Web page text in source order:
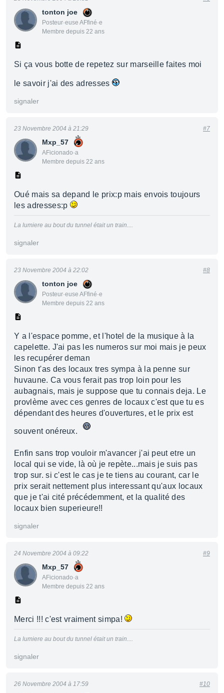
tonton joe
Posteur·euse AFfiné·e
Membre depuis 22 ans
Si ça vous botte de repetez sur marseille faites moi
le savoir j'ai des adresses
signaler
Mxp_57
AFicionado·a
Membre depuis 22 ans
23 Novembre 2004 à 21:29 #7
Oué mais sa depand le prix:p mais envois toujours
les adresses:p
La lumiere au bout du tunnel était un train....
signaler
tonton joe
Posteur·euse AFfiné·e
Membre depuis 22 ans
23 Novembre 2004 à 22:02 #8
Y a l'espace pomme, et l'hotel de la musique à la
capelette. J'ai pas les numeros sur moi mais je peux
les recupérer deman
Sinon t'as des locaux tres sympa à la penne sur
huvaune. Ca vous ferait pas trop loin pour les
aubagnais, mais je suppose que tu connais deja. Le
provlème avec ces genres de locaux c'est que tu es
dépendant des heures d'ouvertures, et le prix est
souvent onéreux.
Enfin sans trop vouloir m'avancer j'ai peut etre un
local qui se vide, là où je repète...mais je suis pas
trop sur. si c'est le cas je te tiens au courant, car le
prix serait nettement plus interessant qu'aux locaux
que je t'ai cité précédemment, et la qualité des
locaux bien superieure!!
signaler
Mxp_57
AFicionado·a
Membre depuis 22 ans
24 Novembre 2004 à 09:22 #9
Merci !!! c'est vraiment simpa!
La lumiere au bout du tunnel était un train....
signaler
26 Novembre 2004 à 17:59 #10